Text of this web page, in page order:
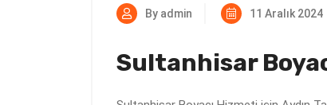
By admin 11 Aralık 2024
Sultanhisar